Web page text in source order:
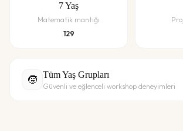
7Yaş
Matematik mantığı
129
🧒 Tüm Yaş Grupları
Güvenli ve eğlenceli workshop deneyimleri